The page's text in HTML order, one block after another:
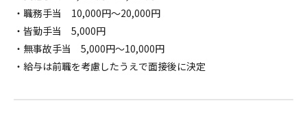
・職務手当 10,000円～20,000円
・皆勤手当 5,000円
・無事故手当 5,000円～10,000円
・給与は前職を考慮したうえで面接後に決定